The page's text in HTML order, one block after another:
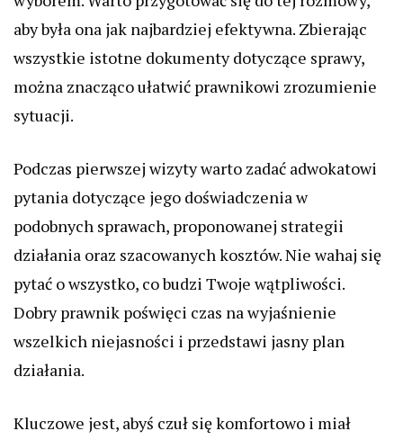
aby była ona jak najbardziej efektywna. Zbierając
wszystkie istotne dokumenty dotyczące sprawy,
można znacząco ułatwić prawnikowi zrozumienie
sytuacji.
Podczas pierwszej wizyty warto zadać adwokatowi
pytania dotyczące jego doświadczenia w
podobnych sprawach, proponowanej strategii
działania oraz szacowanych kosztów. Nie wahaj się
pytać o wszystko, co budzi Twoje wątpliwości.
Dobry prawnik poświęci czas na wyjaśnienie
wszelkich niejasności i przedstawi jasny plan
działania.
Kluczowe jest, abyś czuł się komfortowo i miał